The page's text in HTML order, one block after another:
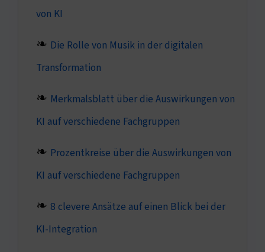
von KI
Die Rolle von Musik in der digitalen
Transformation
Merkmalsblatt über die Auswirkungen von
KI auf verschiedene Fachgruppen
Prozentkreise über die Auswirkungen von
KI auf verschiedene Fachgruppen
8 clevere Ansätze auf einen Blick bei der
KI-Integration